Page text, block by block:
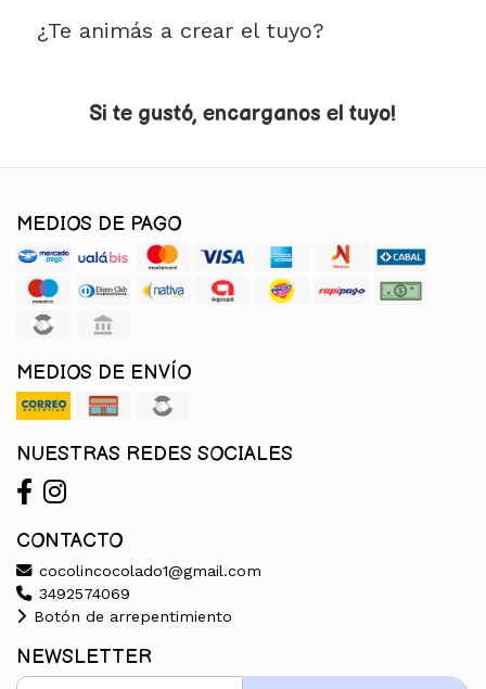
¿Te animás a crear el tuyo?
Si te gustó, encarganos el tuyo!
MEDIOS DE PAGO
MEDIOS DE ENVÍO
NUESTRAS REDES SOCIALES
CONTACTO
cocolincocolado1@gmail.com
3492574069
Botón de arrepentimiento
NEWSLETTER